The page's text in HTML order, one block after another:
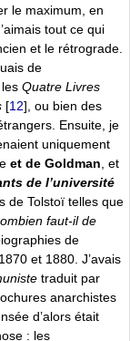
le maximum, en
tout ce qui
et le rétrograde.
de
Quatre Livres
[12] , ou bien des
Ensuite, je
uniquement
et de Goldman , et
de l’université
de Tolstoï telles que
faut-il de
de
et 1880. J’avais
traduit par
anarchistes
d’alors était
: les